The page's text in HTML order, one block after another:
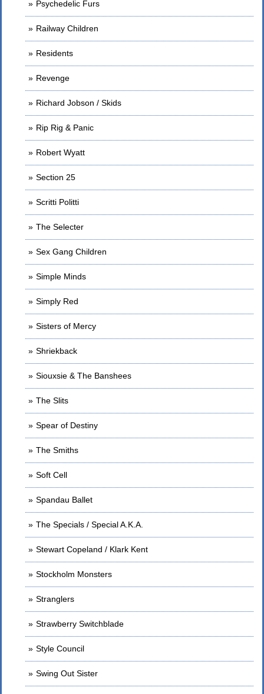
Psychedelic Furs
Railway Children
Residents
Revenge
Richard Jobson / Skids
Rip Rig & Panic
Robert Wyatt
Section 25
Scritti Politti
The Selecter
Sex Gang Children
Simple Minds
Simply Red
Sisters of Mercy
Shriekback
Siouxsie & The Banshees
The Slits
Spear of Destiny
The Smiths
Soft Cell
Spandau Ballet
The Specials / Special A.K.A.
Stewart Copeland / Klark Kent
Stockholm Monsters
Stranglers
Strawberry Switchblade
Style Council
Swing Out Sister